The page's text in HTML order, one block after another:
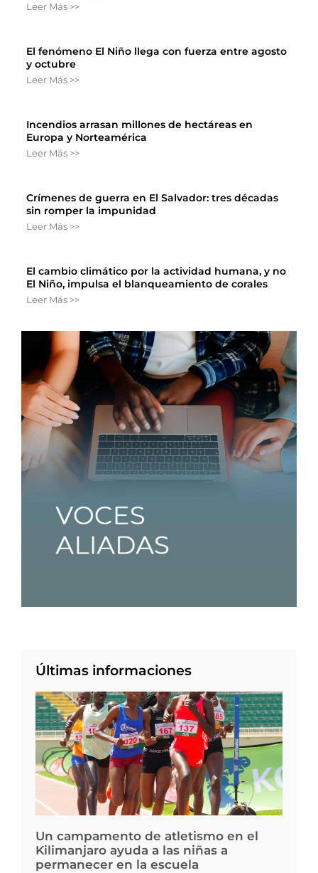
Leer Más >>
El fenómeno El Niño llega con fuerza entre agosto
y octubre
Leer Más >>
Incendios arrasan millones de hectáreas en
Europa y Norteamérica
Leer Más >>
Crímenes de guerra en El Salvador: tres décadas
sin romper la impunidad
Leer Más >>
El cambio climático por la actividad humana, y no
El Niño, impulsa el blanqueamiento de corales
Leer Más >>
Últimas informaciones
Un campamento de atletismo en el
Kilimanjaro ayuda a las niñas a
permanecer en la escuela